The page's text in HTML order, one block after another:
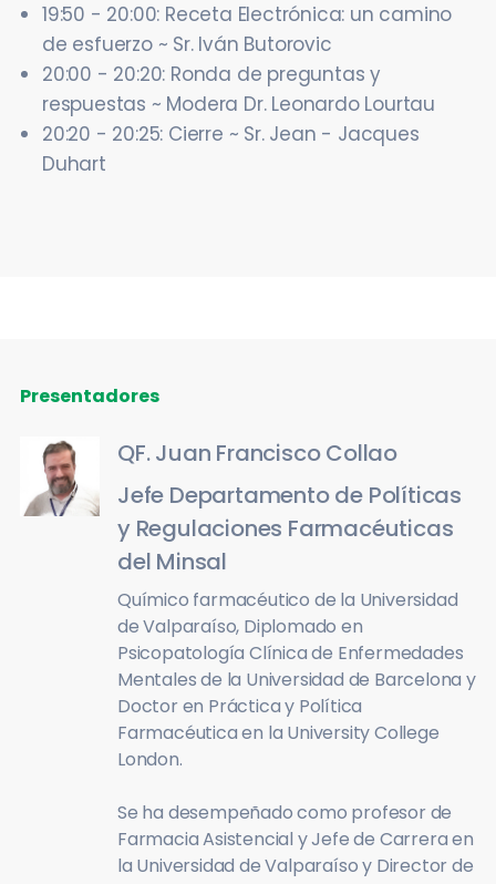
19:50 - 20:00: Receta Electrónica: un camino
de esfuerzo ~ Sr. Iván Butorovic
20:00 - 20:20: Ronda de preguntas y
respuestas ~ Modera Dr. Leonardo Lourtau
20:20 - 20:25: Cierre ~ Sr. Jean - Jacques
Duhart
Presentadores
QF. Juan Francisco Collao
Jefe Departamento de Políticas
y Regulaciones Farmacéuticas
del Minsal
Químico farmacéutico de la Universidad
de Valparaíso, Diplomado en
Psicopatología Clínica de Enfermedades
Mentales de la Universidad de Barcelona y
Doctor en Práctica y Política
Farmacéutica en la University College
London.
Se ha desempeñado como profesor de
Farmacia Asistencial y Jefe de Carrera en
la Universidad de Valparaíso y Director de